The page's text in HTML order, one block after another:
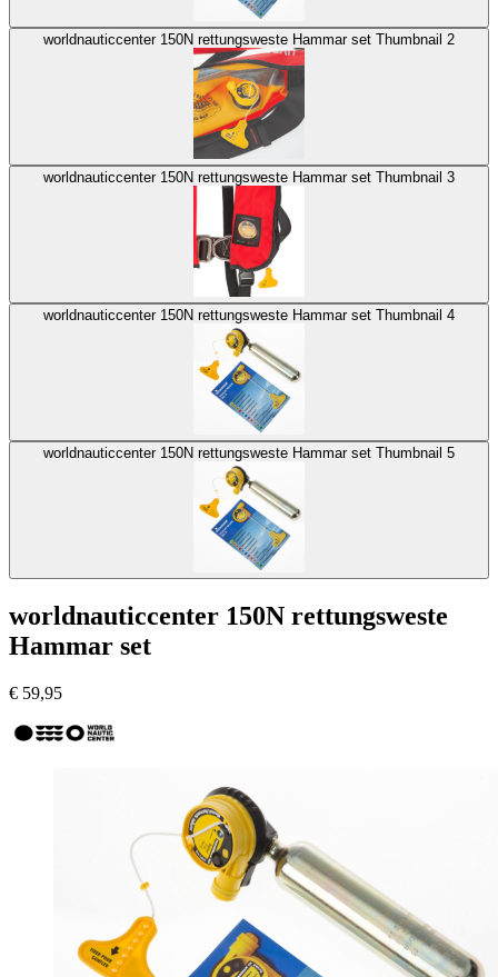
worldnauticcenter 150N rettungsweste Hammar set Thumbnail 2
worldnauticcenter 150N rettungsweste Hammar set Thumbnail 3
worldnauticcenter 150N rettungsweste Hammar set Thumbnail 4
worldnauticcenter 150N rettungsweste Hammar set Thumbnail 5
worldnauticcenter 150N rettungsweste
Hammar set
€ 59,95